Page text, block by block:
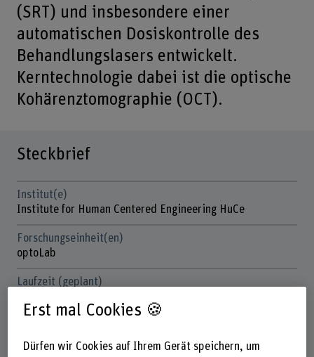
(SRT) und insbesondere einer
automatischen Dosiskontrolle des
Behandlungslasers entwickelt.
Kerntechnologie dabei ist die optische
Kohärenztomographie (OCT).
Steckbrief
Institut(e)
Institute for Human Centered Engineering HuCe
Forschungseinheit(en)
optoLab
Laufzeit (geplant)
Dr. Christian Burri
Erst mal Cookies 🍪
Dürfen wir Cookies auf Ihrem Gerät speichern, um